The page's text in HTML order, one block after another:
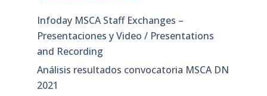
Infoday MSCA Staff Exchanges –
Presentaciones y Video / Presentations
and Recording
Análisis resultados convocatoria MSCA DN
2021